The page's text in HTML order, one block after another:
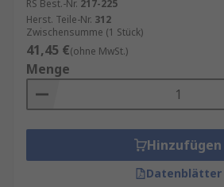
Elektronikkomponenten für
Schulungsroboter kaufen
Wenn Sie Elektronikkomponenten
Schulungsroboter bei RS kaufen,
Hohe Qualität und geprüfte
Kompatibilität mit gängigen
Lernplattformen
RS Best.-Nr. 217-225
Herst. Teile-Nr. 312
Zwischensumme (1 Stück)
41,45 €(ohne MwSt.)
Menge
Hinzufügen
Datenblätter